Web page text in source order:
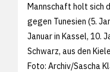
Mannschaft holt sich
gegen Tunesien (5.
Januar in Kassel, 10.
Schwarz, aus den
Foto: Archiv/Sascha